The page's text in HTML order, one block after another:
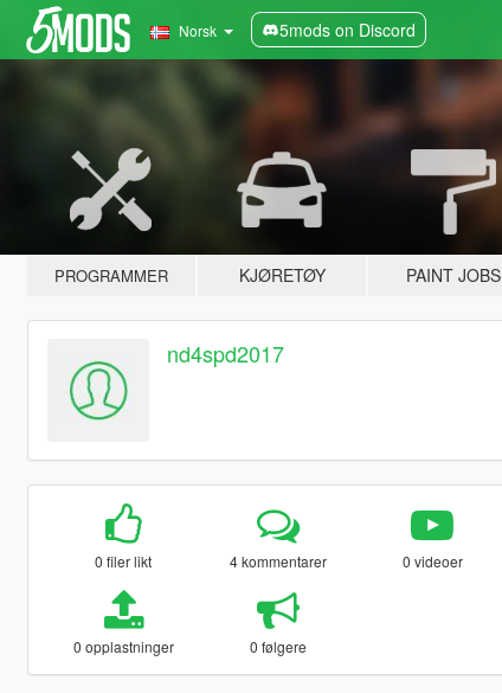
Norsk 5mods on Discord
PROGRAMMER KJØRETØY PAINT JOBS
nd4spd2017
0 filer likt 4 kommentarer 0 videoer
0 opplastninger 0 følgere